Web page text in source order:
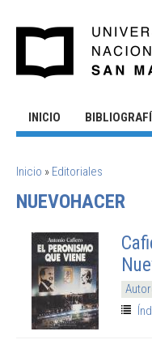
INICIO
SE ENCUENTRA USTED
Inicio » Editoriales
NUEVOHACER